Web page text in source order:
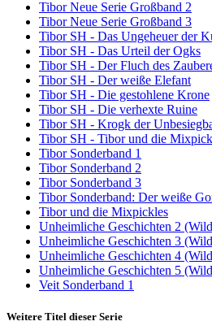
Tibor Neue Serie Großband 2
Tibor Neue Serie Großband 3
Tibor SH - Das Ungeheuer der
Tibor SH - Das Urteil der Ogks
Tibor SH - Der Fluch des
Tibor SH - Der weiße Elefant
Tibor SH - Die gestohlene Krone
Tibor SH - Die verhexte Ruine
Tibor SH - Krogk der
Tibor SH - Tibor und die
Tibor Sonderband 1
Tibor Sonderband 2
Tibor Sonderband 3
Tibor Sonderband: Der weiße
Tibor und die Mixpickles
Unheimliche Geschichten 2
Unheimliche Geschichten 3
Unheimliche Geschichten 4
Unheimliche Geschichten 5
Veit Sonderband 1
Weitere Titel dieser Serie